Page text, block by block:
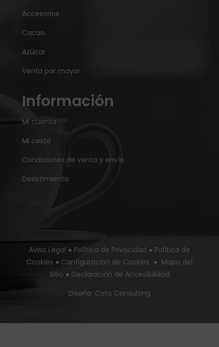
Accesorios
Cacao
Azúcar
Venta por mayor
Información
Mi cuenta
Mi cesta
Condiciones de venta y envío
Desistimiento
Aviso Legal ● Política de Privacidad ● Política de
Cookies ● Configuración de Cookies ● Mapa del
Sitio ● Declaración de Accesibilidad
Diseño: Coto Consulting